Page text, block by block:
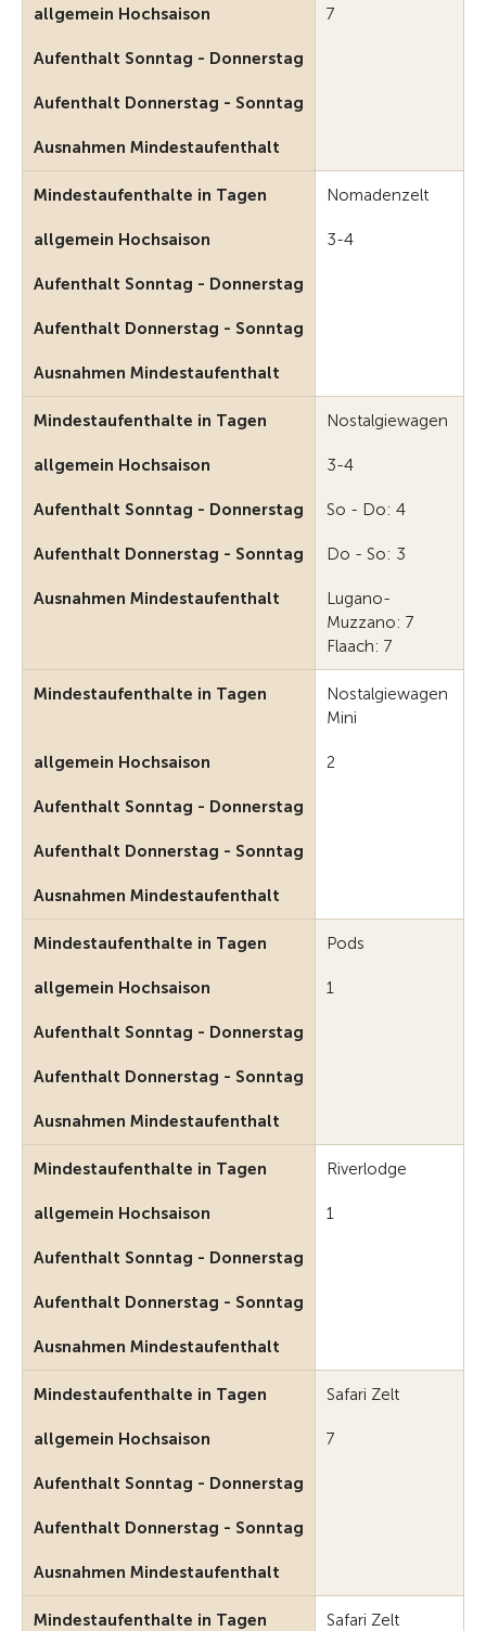
allgemein Hochsaison 7
Aufenthalt Sonntag - Donnerstag
Aufenthalt Donnerstag - Sonntag
Ausnahmen Mindestaufenthalt
Mindestaufenthalte in Tagen Nomadenzelt
allgemein Hochsaison 3-4
Aufenthalt Sonntag - Donnerstag
Aufenthalt Donnerstag - Sonntag
Ausnahmen Mindestaufenthalt
Mindestaufenthalte in Tagen Nostalgiewagen
allgemein Hochsaison 3-4
Aufenthalt Sonntag - Donnerstag So - Do: 4
Aufenthalt Donnerstag - Sonntag Do - So: 3
Ausnahmen Mindestaufenthalt
Lugano-
Muzzano: 7
Flaach: 7
Mindestaufenthalte in Tagen
Nostalgiewagen
Mini
allgemein Hochsaison 2
Aufenthalt Sonntag - Donnerstag
Aufenthalt Donnerstag - Sonntag
Ausnahmen Mindestaufenthalt
Mindestaufenthalte in Tagen Pods
allgemein Hochsaison 1
Aufenthalt Sonntag - Donnerstag
Aufenthalt Donnerstag - Sonntag
Ausnahmen Mindestaufenthalt
Mindestaufenthalte in Tagen Riverlodge
allgemein Hochsaison 1
Aufenthalt Sonntag - Donnerstag
Aufenthalt Donnerstag - Sonntag
Ausnahmen Mindestaufenthalt
Mindestaufenthalte in Tagen Safari Zelt
allgemein Hochsaison 7
Aufenthalt Sonntag - Donnerstag
Aufenthalt Donnerstag - Sonntag
Ausnahmen Mindestaufenthalt
Mindestaufenthalte in Tagen
Safari Zelt